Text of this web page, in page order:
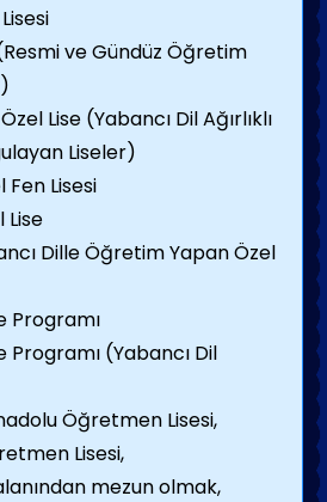
(Resmi ve Gündüz Öğretim
Lise (Yabancı Dil Ağırlıklı
Liseler)
Fen Lisesi
Lise
Dille Öğretim Yapan Özel
Programı
Programı (Yabancı Dil
Öğretmen Lisesi,
Lisesi,
mezun olmak,